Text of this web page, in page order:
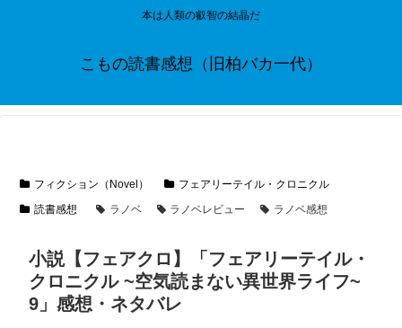
本は人類の叡智の結晶だ
こもの読書感想（旧柏バカ一代）
フィクション（Novel）
フェアリーテイル・クロニクル
読書感想
ラノベ ラノベレビュー ラノベ感想
小説【フェアクロ】「フェアリーテイル・
クロニクル ~空気読まない異世界ライフ~
9」感想・ネタバレ